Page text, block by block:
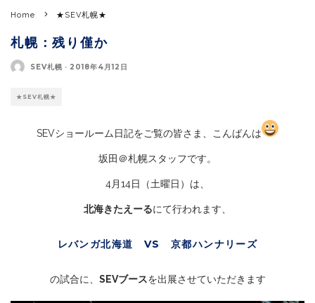
Home ★SEV札幌★
札幌：残り僅か
SEV札幌 · 2018年4月12日
★SEV札幌★
SEVショールーム日記をご覧の皆さま、こんばんは
坂田＠札幌スタッフです。
4月14日（土曜日）は、
北海きたえーるにて行われます、
レバンガ北海道 VS 京都ハンナリーズ
の試合に、 SEVブースを出展させていただきます